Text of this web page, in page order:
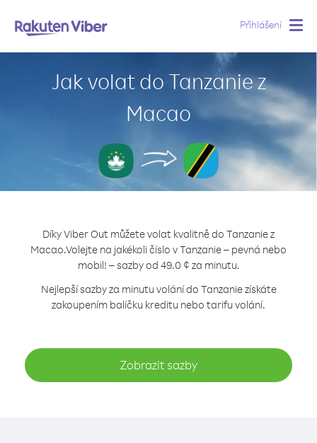
Přihlášení
Jak volat do Tanzanie z
Macao
Díky Viber Out můžete volat kvalitně do Tanzanie z
Macao.Volejte na jakékoli číslo v Tanzanie – pevná nebo
mobil! – sazby od 49.0 ¢ za minutu.
Nejlepší sazby za minutu volání do Tanzanie získáte
zakoupením balíčku kreditu nebo tarifu volání.
Zobrazit sazby